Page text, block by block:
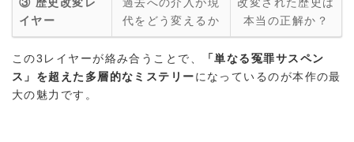
イヤー
代をどう変えるか
本当の正解か？
この3レイヤーが絡み合うことで、
「単なる冤罪サスペン
ス」を超えた多層的なミステリーになっているのが本作の最
大の魅力です。